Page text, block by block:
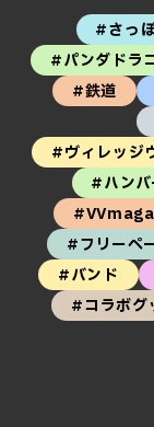
#さっ
#パンダドラ
#鉄道
#ヴィレッジ
#ハンバ
#フリーペ
#バンド
#コラボグ